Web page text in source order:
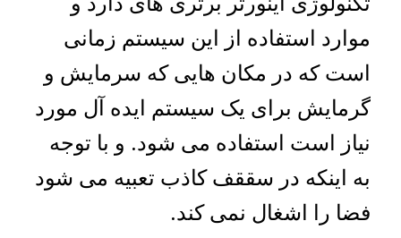
موارد استفاده از این سیستم زمانی
است که در مکان هایی که سرمایش و
گرمایش برای یک سیستم ایده آل مورد
نیاز است استفاده می شود. و با توجه
به اینکه در سققف کاذب تعبیه می شود
فضا را اشغال نمی کند.